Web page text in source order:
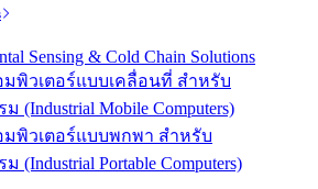
Sensing & Cold Chain Solutions
พิวเตอร์แบบเคลื่อนที่ สำหรับ
(Industrial Mobile Computers)
พิวเตอร์แบบพกพา สำหรับ
(Industrial Portable Computers)